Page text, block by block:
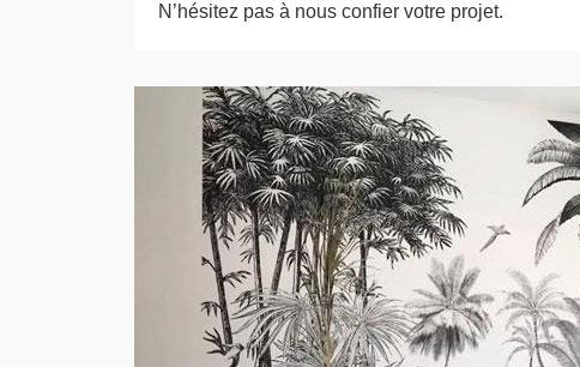
N’hésitez pas à nous confier votre projet.